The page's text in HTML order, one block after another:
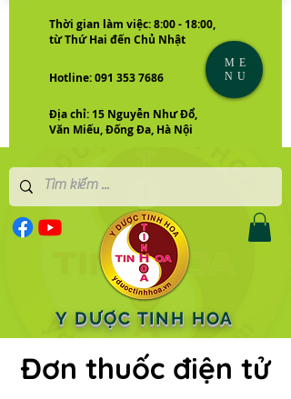
Thời gian làm việc: 8:00 - 18:00,
từ Thứ Hai đến Chủ Nhật
Hotline: 091 353 7686
Địa chỉ: 15 Nguyễn Như Đổ,
Văn Miếu, Đống Đa, Hà Nội
Y DƯỢC TINH HOA
ME
NU
Đơn thuốc điện tử